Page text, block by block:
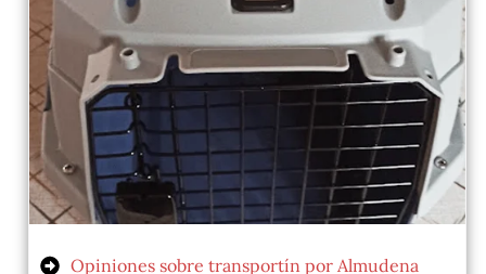
Opiniones sobre transportín por Almudena